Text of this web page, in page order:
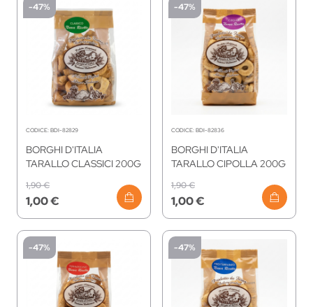
-47%
CODICE: BDI-82829
BORGHI D'ITALIA
TARALLO CLASSICI 200G
1,00 €
1,90 €
-47%
CODICE: BDI-82836
BORGHI D'ITALIA
TARALLO CIPOLLA 200G
1,00 €
1,90 €
-47% -47%